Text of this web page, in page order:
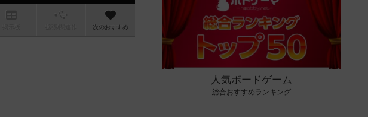
次のおすすめ
人気ボードゲーム
総合おすすめランキング